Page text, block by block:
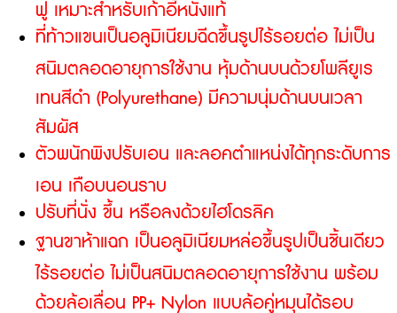
ฟู เหมาะสำหรับเก้าอี้หนังแท้
ที่ท้าวแขนเป็นอลูมิเนียมฉีดขึ้นรูปไร้รอยต่อ ไม่เป็น
สนิมตลอดอายุการใช้งาน หุ้มด้านบนด้วยโพลียูเร
เทนสีดำ (Polyurethane) มีความนุ่มด้านบนเวลา
สัมผัส
ตัวพนักพิงปรับเอน และลอคตำแหน่งได้ทุกระดับการ
เอน เกือบนอนราบ
ปรับที่นั่ง ขึ้น หรือลงด้วยไฮโดรลิค
ฐานขาห้าแฉก เป็นอลูมิเนียมหล่อขึ้นรูปเป็นชิ้นเดียว
ไร้รอยต่อ ไม่เป็นสนิมตลอดอายุการใช้งาน พร้อม
ด้วยล้อเลื่อน PP+ Nylon แบบล้อคู่หมุนได้รอบ